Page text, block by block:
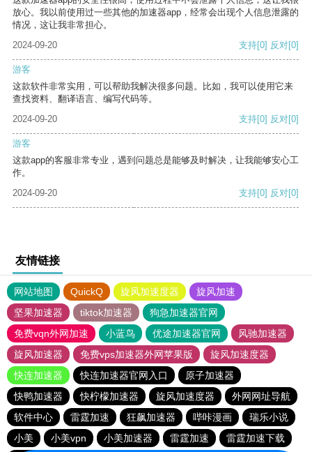
放心。我以前使用过一些其他的加速器app，经常会出现个人信息泄露的
情况，这让我非常担心。
2024-09-20
支持[0] 反对[0]
游客
这款软件非常实用，可以帮助我解决很多问题。比如，我可以使用它来
查找资料、翻译语言、编写代码等。
2024-09-20
支持[0] 反对[0]
游客
这款app的客服非常专业，遇到问题总是能够及时解决，让我能够安心工
作。
2024-09-20
支持[0] 反对[0]
友情链接
网站地图 QuickQ 旋风加速度器
旋风加速
坚果加速器
tiktok加速器
狗急加速器官网
免费vqn外网加速
小蓝鸟 优途加速器官网
风驰加速器
旋风加速器
免费vps加速器外网苹果版
旋风加速度器
快连加速器
快连加速器官网入口
原子加速器
快鸭加速器
快柠檬加速器 旋风加速度器
外网网址导航
软件中心
雷霆加速 狂飙加速器 哔咔漫画
瑞乐小说
小美
小美vpn 小美加速器 雷霆加速 雷霆加速下载